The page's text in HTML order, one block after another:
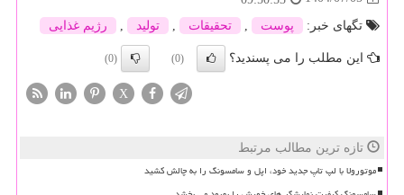
تگهای خبر:
پوست تحقیقات تولید رژیم غذایی
این مطلب را می پسندید؟ (0)
(0)
X
تازه ترین مطالب مرتبط
موتورولا با لپ تاپ جدید خود، اپل و سامسونگ را به چالش کشید